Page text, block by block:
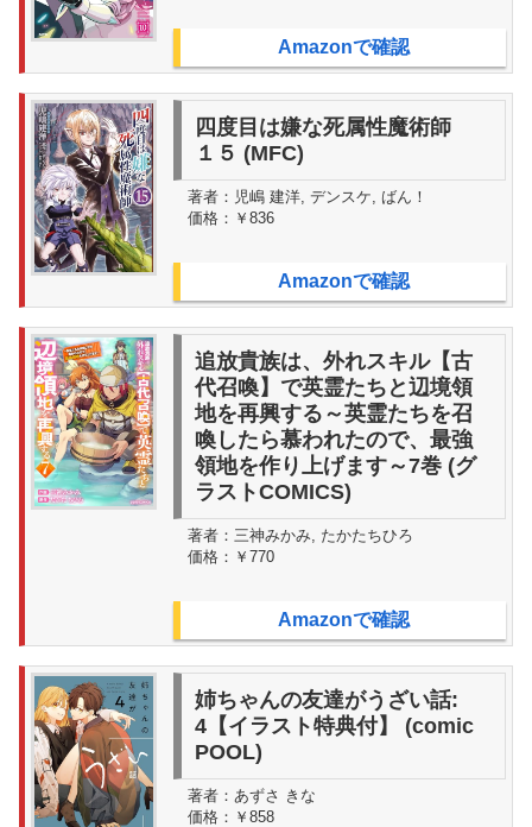
Amazonで確認
四度目は嫌な死属性魔術師
１５ (MFC)
著者： 児嶋 建洋, デンスケ, ばん！
価格： ￥836
Amazonで確認
追放貴族は、外れスキル【古
代召喚】で英霊たちと辺境領
地を再興する～英霊たちを召
喚したら慕われたので、最強
領地を作り上げます～7巻 (グ
ラストCOMICS)
著者： 三神みかみ, たかたちひろ
価格： ￥770
Amazonで確認
姉ちゃんの友達がうざい話:
4【イラスト特典付】 (comic
POOL)
著者： あずさ きな
価格： ￥858